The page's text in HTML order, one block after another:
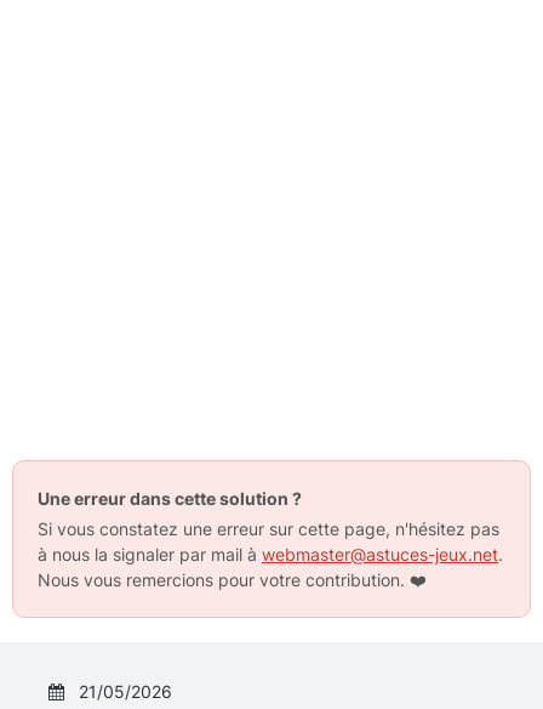
Une erreur dans cette solution ?
Si vous constatez une erreur sur cette page, n'hésitez pas
à nous la signaler par mail à webmaster@astuces-jeux.net.
Nous vous remercions pour votre contribution. ❤️
21/05/2026